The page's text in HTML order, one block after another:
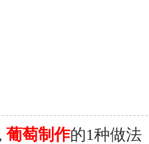
葡萄制作的1种做法